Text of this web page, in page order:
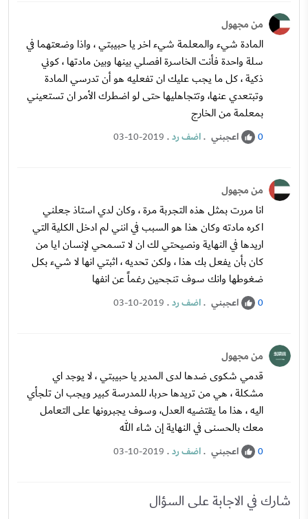
من مجهول
المادة شيء والمعلمة شيء اخر يا حبيبتي ، واذا وضعتهما في
سلة واحدة فأنت الخاسرة افصلي بينها وبين مادتها ، كوني
ذكية ، كل ما يجب عليك ان تفعليه هو أن تدرسي المادة
وتبتعدي عنها، وتتجاهليها حتى لو اضطرك الأمر ان تستعيني
بمعلمة من الخارج
0 اعجبني .اضف رد.
03-10-2019
من مجهول
انا مررت بمثل هذه التجربة مرة ، وكان لدي استاذ جعلني
اكره مادته وكان هذا هو السبب في انني لم ادخل الكلية التي
اريدها في النهاية ونصيحتي لك ان لا تسمحي لإنسان ايا من
كان بأن يفعل بك هذا ، ولكن تحديه ، اثبتي انها لا شيء بكل
ضغوطها وانك سوف تنجحين رغماً عن انفها
0 اعجبني .اضف رد.
03-10-2019
من مجهول
قدمي شكوى ضدها لدى المدير يا حبيبتي ، لا يوجد اي
مشكلة ، هي من تريدها حربا، للمدرسة كبير ويجب ان تلجأي
اليه ، هذا ما يقتضيه العدل، وسوف يجبرونها على التعامل
معك بالحسنى في النهاية إن شاء الله
0 اعجبني .اضف رد.
03-10-2019
شارك في الاجابة على السؤال